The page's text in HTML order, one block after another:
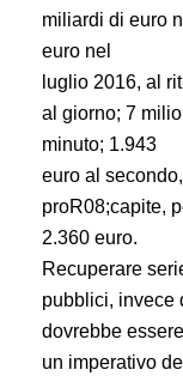
miliardi di euro
euro nel
luglio 2016, al
al giorno; 7
minuto; 1.943
euro al
proR08;capite,
2.360 euro.
Recuperare
pubblici, invece
dovrebbe essere
un imperativo